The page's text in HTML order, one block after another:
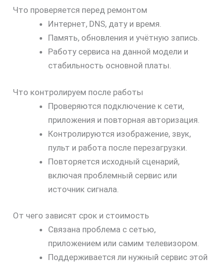
Что проверяется перед ремонтом
Интернет, DNS, дату и время.
Память, обновления и учётную запись.
Работу сервиса на данной модели и
стабильность основной платы.
Что контролируем после работы
Проверяются подключение к сети,
приложения и повторная авторизация.
Контролируются изображение, звук,
пульт и работа после перезагрузки.
Повторяется исходный сценарий,
включая проблемный сервис или
источник сигнала.
От чего зависят срок и стоимость
Связана проблема с сетью,
приложением или самим телевизором.
Поддерживается ли нужный сервис этой